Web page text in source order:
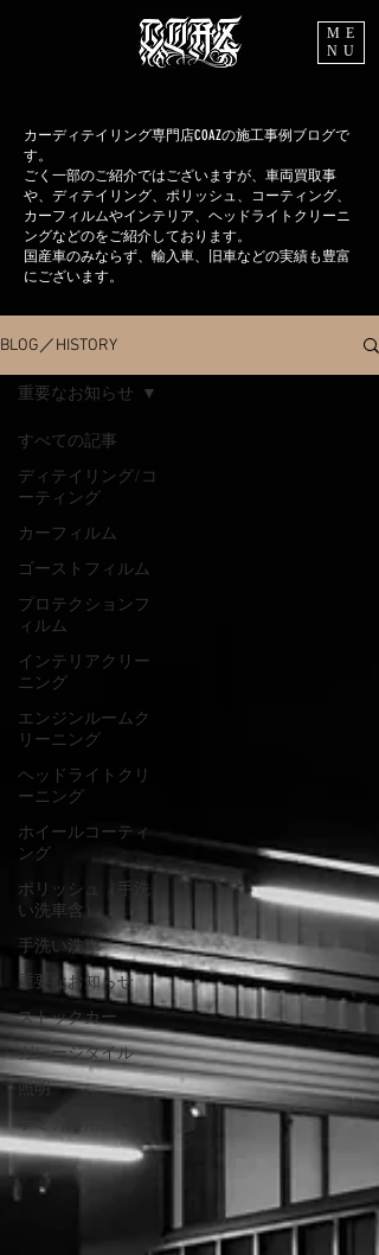
ME
NU
カーディテイリング専門店COAZの施工事例ブログで
す。
ごく一部のご紹介ではございますが、車両買取事
や、ディテイリング、ポリッシュ、コーティング、
カーフィルムやインテリア、ヘッドライトクリーニ
ングなどのをご紹介しております。
国産車のみならず、輸入車、旧車などの実績も豊富
にございます。
BLOG／HISTORY
すべての記事
ディテイリング/コ
ーティング
カーフィルム
ゴーストフィルム
プロテクションフ
ィルム
インテリアクリー
ニング
エンジンルームク
リーニング
ヘッドライトクリ
ーニング
ホイールコーティ
ング
ポリッシュ（手洗
い洗車含）
手洗い洗車
重要なお知らせ
ストックカー
ガレージタイル
照明
ケミカル用品
重要なお知らせ